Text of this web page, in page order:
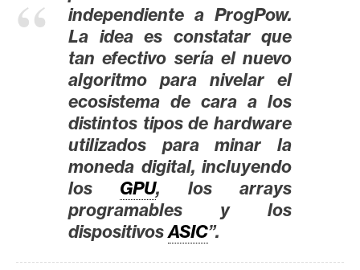
A
N
t
independiente a ProgPow.
La idea es constatar que
tan efectivo sería el nuevo
algoritmo para nivelar el
ecosistema de cara a los
distintos tipos de hardware
utilizados para minar la
moneda digital, incluyendo
los GPU, los arrays
programables y los
dispositivosASIC”.